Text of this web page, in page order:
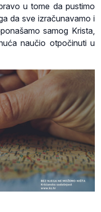
u tome da pustimo
da sve izračunavamo i
samog Krista,
naučio otpočinuti u